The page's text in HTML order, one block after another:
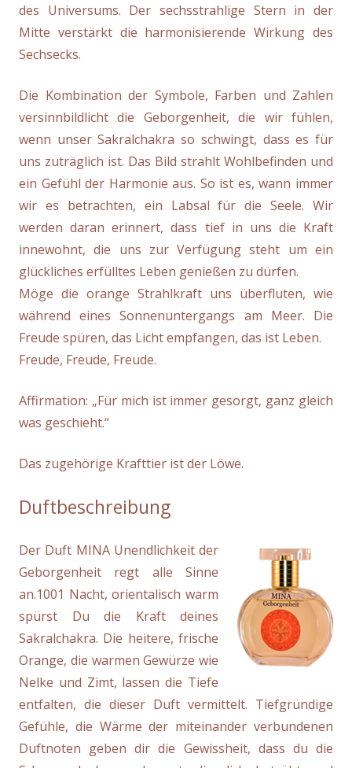
des Universums. Der sechsstrahlige Stern in der
Mitte verstärkt die harmonisierende Wirkung des
Sechsecks.
Die Kombination der Symbole, Farben und Zahlen
versinnbildlicht die Geborgenheit, die wir fühlen,
wenn unser Sakralchakra so schwingt, dass es für
uns zuträglich ist. Das Bild strahlt Wohlbefinden und
ein Gefühl der Harmonie aus. So ist es, wann immer
wir es betrachten, ein Labsal für die Seele. Wir
werden daran erinnert, dass tief in uns die Kraft
innewohnt, die uns zur Verfügung steht um ein
glückliches erfülltes Leben genießen zu dürfen.
Möge die orange Strahlkraft uns überfluten, wie
während eines Sonnenuntergangs am Meer. Die
Freude spüren, das Licht empfangen, das ist Leben.
Freude, Freude, Freude.
Affirmation: „Für mich ist immer gesorgt, ganz gleich
was geschieht.“
Das zugehörige Krafttier ist der Löwe.
Duftbeschreibung
Der Duft MINA Unendlichkeit der
Geborgenheit regt alle Sinne
an.1001 Nacht, orientalisch warm
spürst Du die Kraft deines
Sakralchakra. Die heitere, frische
Orange, die warmen Gewürze wie
Nelke und Zimt, lassen die Tiefe
entfalten, die dieser Duft vermittelt. Tiefgründige
Gefühle, die Wärme der miteinander verbundenen
Duftnoten geben dir die Gewissheit, dass du die